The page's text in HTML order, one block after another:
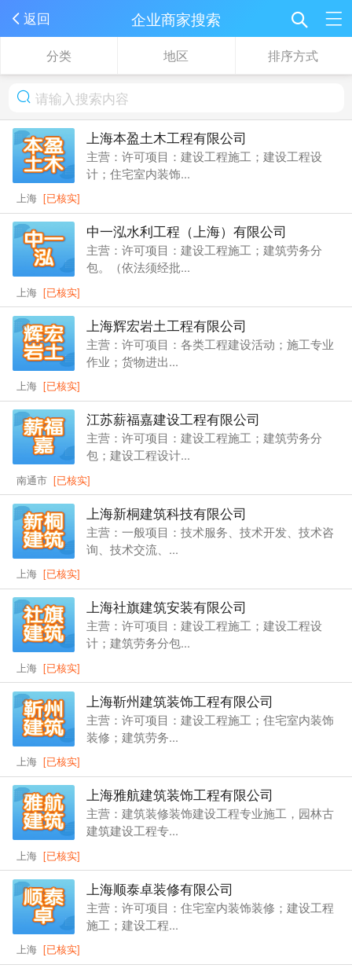
返回 企业商家搜索
分类 地区 排序方式
上海本盈土木工程有限公司
主营：许可项目：建设工程施工；建设工程设
计；住宅室内装饰...
上海 [已核实]
中一泓水利工程（上海）有限公司
主营：许可项目：建设工程施工；建筑劳务分
包。（依法须经批...
上海 [已核实]
上海辉宏岩土工程有限公司
主营：许可项目：各类工程建设活动；施工专业
作业；货物进出...
上海 [已核实]
江苏薪福嘉建设工程有限公司
主营：许可项目：建设工程施工；建筑劳务分
包；建设工程设计...
南通市 [已核实]
上海新桐建筑科技有限公司
主营：一般项目：技术服务、技术开发、技术咨
询、技术交流、...
上海 [已核实]
上海社旗建筑安装有限公司
主营：许可项目：建设工程施工；建设工程设
计；建筑劳务分包...
上海 [已核实]
上海靳州建筑装饰工程有限公司
主营：许可项目：建设工程施工；住宅室内装饰
装修；建筑劳务...
上海 [已核实]
上海雅航建筑装饰工程有限公司
主营：建筑装修装饰建设工程专业施工，园林古
建筑建设工程专...
上海 [已核实]
上海顺泰卓装修有限公司
主营：许可项目：住宅室内装饰装修；建设工程
施工；建设工程...
上海 [已核实]